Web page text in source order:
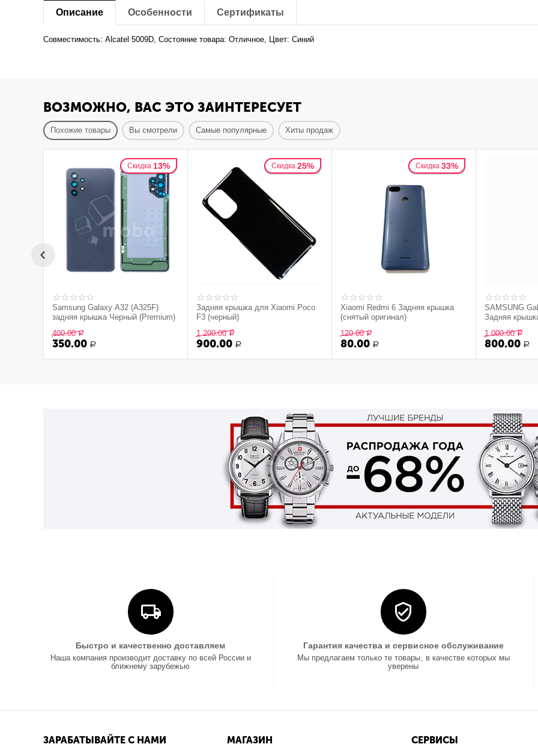
Описание Особенности Сертификаты
Совместимость: Alcatel 5009D, Состояние товара: Отличное, Цвет: Синий
ВОЗМОЖНО, ВАС ЭТО ЗАИНТЕРЕСУЕТ
Похожие товары Вы смотрели Самые популярные Хиты продаж
Скидка 13%
Samsung Galaxy A32 (A325F)
задняя крышка Черный (Premium)
400.00 Р
350.00 Р
Скидка 25%
Задняя крышка для Xiaomi Poco
F3 (черный)
1 200.00 Р
900.00 Р
Скидка 33%
Xiaomi Redmi 6 Задняя крышка
(снятый оригинал)
120.00 Р
80.00 Р
SAMSUNG
Задняя
оригинал) -
1 000.00 Р
800.00 Р
Быстро и качественно доставляем
Наша компания производит доставку по всей России и
ближнему зарубежью
Гарантия качества и сервисное обслуживание
Мы предлагаем только те товары, в качестве которых мы
уверены
ЗАРАБАТЫВАЙТЕ С НАМИ МАГАЗИН СЕРВИСЫ